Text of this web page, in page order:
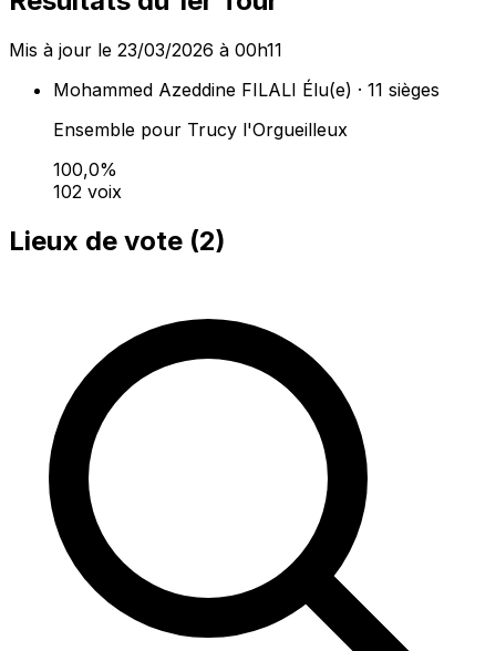
Mis à jour le 23/03/2026 à 00h11
Mohammed Azeddine FILALI Élu(e) · 11 sièges
Ensemble pour Trucy l'Orgueilleux
100,0%
102 voix
Lieux de vote (2)